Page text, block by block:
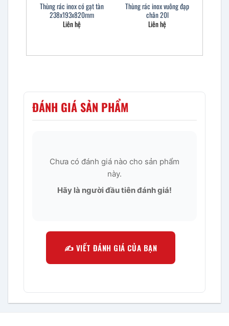
Thùng rác inox có gạt tàn
238x193x820mm
Liên hệ
Thùng rác inox vuông đạp
chân 20l
Liên hệ
ĐÁNH GIÁ SẢN PHẨM
Chưa có đánh giá nào cho sản phẩm
này.
Hãy là người đầu tiên đánh giá!
✍️ VIẾT ĐÁNH GIÁ CỦA BẠN